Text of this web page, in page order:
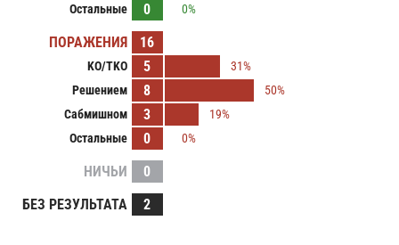
Остальные
0 0%
ПОРАЖЕНИЯ 16
KO/TKO 5
31%
Решением
8
50%
Сабмишном
3
19%
Остальные
0 0%
НИЧЬИ
0
БЕЗ РЕЗУЛЬТАТА
2